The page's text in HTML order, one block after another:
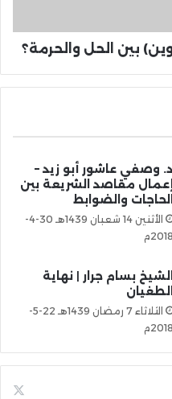
وين) بين الحل والحرمة؟
د. وصفي عاشور أبو زيد –
إعمال مقاصد الشريعة بين
الحاجات والضوابط
الأثنين 14 شعبان 1439هـ 30-4-
2018م
الشيخ بسام جرار | نهاية
الطغيان
الثلاثاء 7 رمضان 1439هـ 22-5-
2018م